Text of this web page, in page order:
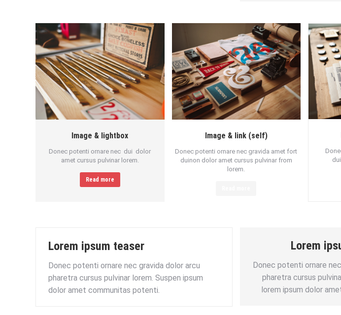
Image & lightbox
Donec potenti ornare nec dui dolor
amet cursus pulvinar lorem.
Read more
Image & link (self)
Donec potenti ornare nec gravida amet fort
duinon dolor amet cursus pulvinar from
lorem.
Lorem ipsum teaser
Donec potenti ornare nec gravida dolor arcu
pharetra cursus pulvinar lorem. Suspen ipsum
dolor amet communitas potenti.
Lorem
Donec potenti ornare
pharetra cursus
lorem ipsum dolor